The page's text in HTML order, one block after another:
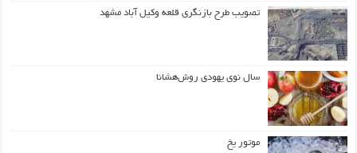
تصویب طرح بازنگری قلعه وکیل آباد مشهد
سال نوی یهودی روش‌هشانا
موتور یخ